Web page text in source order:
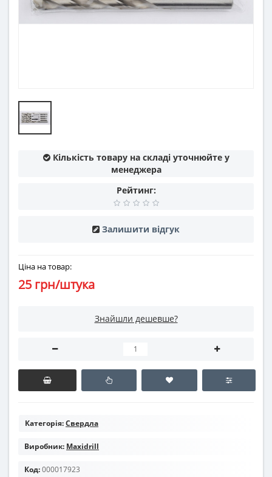
Кількість товару на складі уточнюйте у
менеджера
Рейтинг:
Залишити відгук
Ціна на товар:
25 грн/штука
Знайшли дешевше?
Категорія:Свердла
Виробник: Maxidrill
Код:000017923